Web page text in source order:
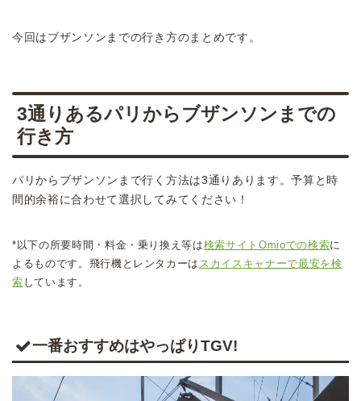
今回はブザンソンまでの行き方のまとめです。
3通りあるパリからブザンソンまでの
行き方
パリからブザンソンまで行く方法は3通りあります。予算と時
間的余裕に合わせて選択してみてください！
*以下の所要時間・料金・乗り換え等は検索サイトOmioでの検索に
よるものです。飛行機とレンタカーは スカイスキャナーで最安を検
索 しています。
一番おすすめはやっぱりTGV!